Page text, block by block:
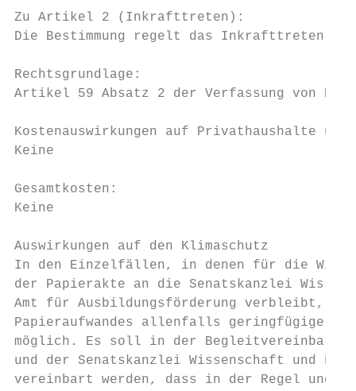
Zu Artikel 2 (Inkrafttreten):
Die Bestimmung regelt das Inkrafttreten
Rechtsgrundlage:
Artikel 59 Absatz 2 der Verfassung von
Kostenauswirkungen auf Privathaushalte
Keine
Gesamtkosten:
Keine
Auswirkungen auf den Klimaschutz
In den Einzelfällen, in denen für die
der Papierakte an die Senatskanzlei
Amt für Ausbildungsförderung verbleibt,
Papieraufwandes allenfalls geringfügige
möglich. Es soll in der Begleitvereinbarung
und der Senatskanzlei Wissenschaft und
vereinbart werden, dass in der Regel und